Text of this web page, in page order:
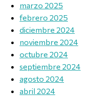
marzo 2025
febrero 2025
diciembre 2024
noviembre 2024
octubre 2024
septiembre 2024
agosto 2024
abril 2024